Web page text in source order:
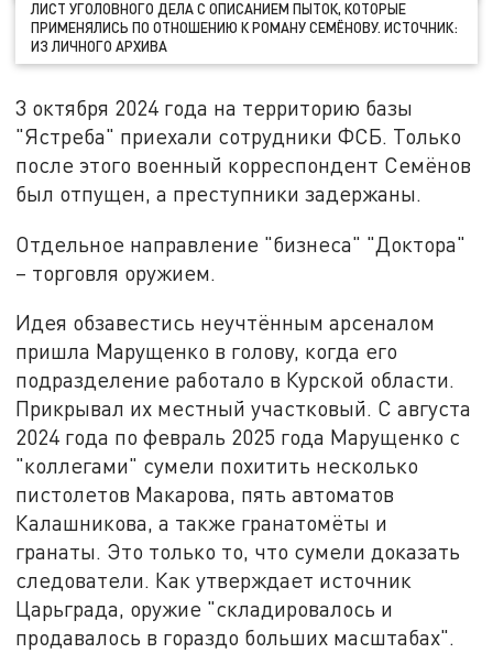
ЛИСТ УГОЛОВНОГО ДЕЛА С ОПИСАНИЕМ ПЫТОК, КОТОРЫЕ
ПРИМЕНЯЛИСЬ ПО ОТНОШЕНИЮ К РОМАНУ СЕМЁНОВУ. ИСТОЧНИК:
ИЗ ЛИЧНОГО АРХИВА
3 октября 2024 года на территорию базы
"Ястреба" приехали сотрудники ФСБ. Только
после этого военный корреспондент Семёнов
был отпущен, а преступники задержаны.
Отдельное направление "бизнеса" "Доктора"
– торговля оружием.
Идея обзавестись неучтённым арсеналом
пришла Марущенко в голову, когда его
подразделение работало в Курской области.
Прикрывал их местный участковый. С августа
2024 года по февраль 2025 года Марущенко с
"коллегами" сумели похитить несколько
пистолетов Макарова, пять автоматов
Калашникова, а также гранатомёты и
гранаты. Это только то, что сумели доказать
следователи. Как утверждает источник
Царьграда, оружие "складировалось и
продавалось в гораздо больших масштабах".